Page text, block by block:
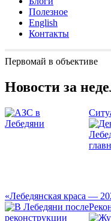
Полезное
English
Контакты
Первомай в объективе
Новости за
«Лебедянская краса —